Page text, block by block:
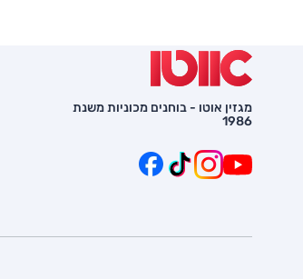
מגזין אוטו - בוחנים מכוניות משנת
1986